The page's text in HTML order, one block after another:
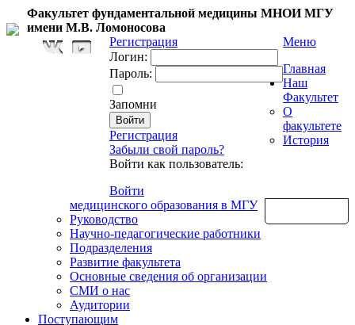
Факультет фундаментальной медицины МНОИ МГУ
имени М.В. Ломоносова
Регистрация
Логин:
Пароль:
Запомни
Регистрация
Забыли свой пароль?
Войти как пользователь:
Войти
Меню
Главная
Наш
Факультет
О
факультете
История
медицинского образования в МГУ
Руководство
Научно-педагогические работники
Подразделения
Развитие факультета
Основные сведения об организации
СМИ о нас
Аудитории
Поступающим